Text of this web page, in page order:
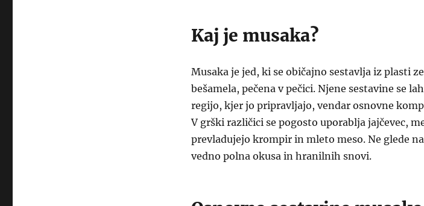
Kaj je musaka?
Musaka je jed, ki se običajno sestavlja iz plasti
bešamela, pečena v pečici. Njene sestavine se
regijo, kjer jo pripravljajo, vendar osnovne
V grški različici se pogosto uporablja jajčevec,
prevladujejo krompir in mleto meso. Ne glede
vedno polna okusa in hranilnih snovi.